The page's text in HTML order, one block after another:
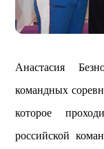
Анастасия
командных
которое
российской